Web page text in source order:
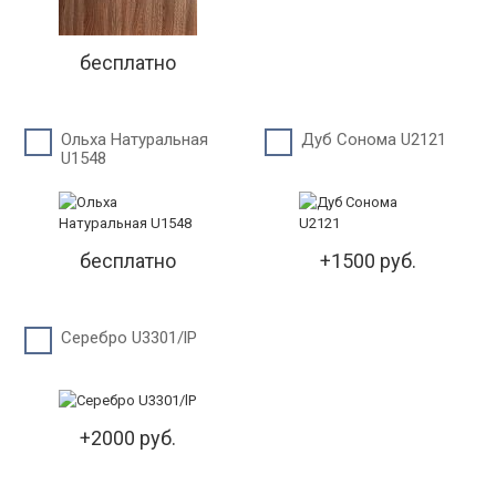
бесплатно
Ольха Натуральная
U1548
бесплатно
Дуб Сонома U2121
+1500 руб.
Серебро U3301/lP
+2000 руб.